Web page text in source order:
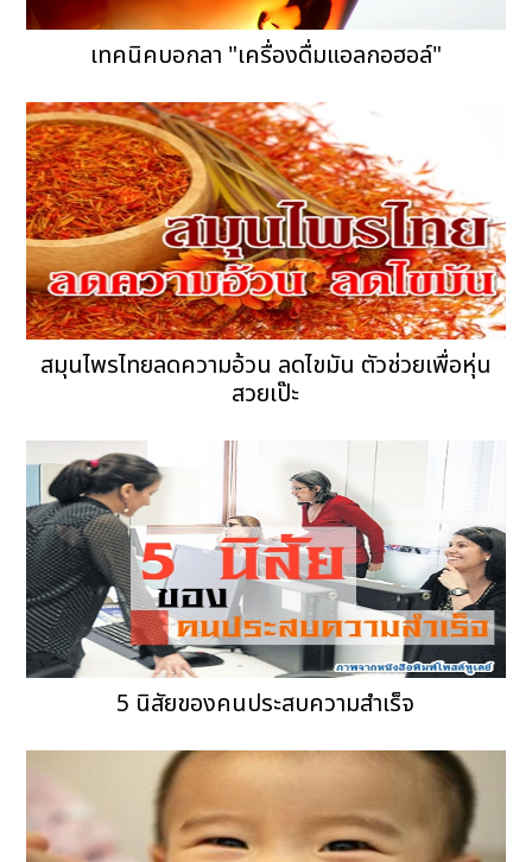
เทคนิคบอกลา "เครื่องดื่มแอลกอฮอล์"
สมุนไพรไทยลดความอ้วน ลดไขมัน ตัวช่วยเพื่อหุ่น
สวยเป๊ะ
5 นิสัยของคนประสบความสำเร็จ